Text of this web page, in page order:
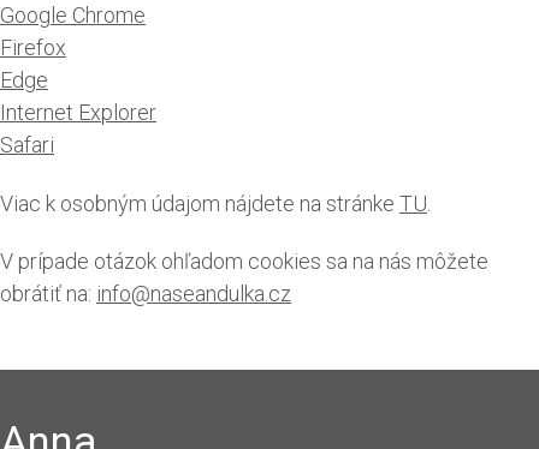
​Google Chrome
Firefox
Edge
Internet Explorer
Safari
Viac k osobným údajom nájdete na stránke TU
V prípade otázok ohľadom cookies sa na nás môžete
obrátiť na: info@naseandulka.cz